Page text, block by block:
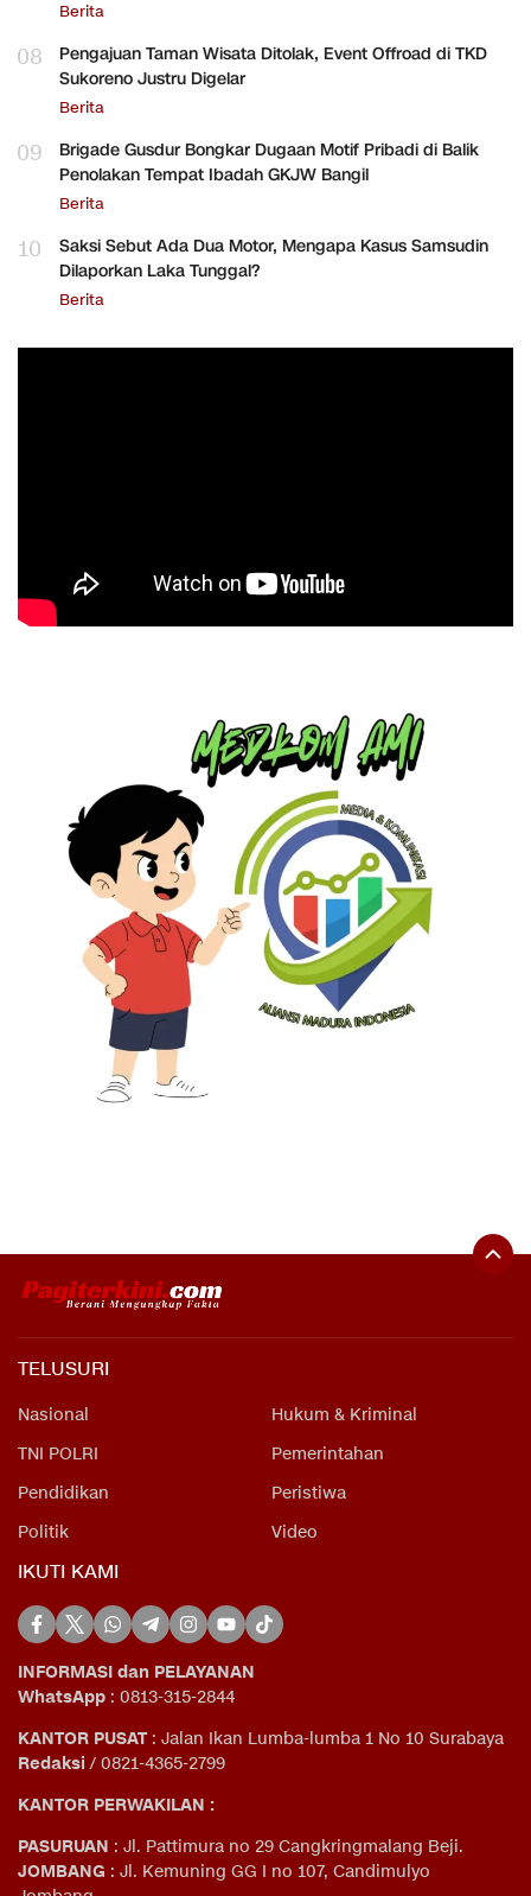
Berita
08
Pengajuan Taman Wisata Ditolak, Event Offroad di TKD
Sukoreno Justru Digelar
Berita
09
Brigade Gusdur Bongkar Dugaan Motif Pribadi di Balik
Penolakan Tempat Ibadah GKJW Bangil
Berita
10
Saksi Sebut Ada Dua Motor, Mengapa Kasus Samsudin
Dilaporkan Laka Tunggal?
Berita
TELUSURI
Nasional
Hukum & Kriminal
TNI POLRI
Pemerintahan
Pendidikan
Peristiwa
Politik
Video
IKUTI KAMI
INFORMASI dan PELAYANAN
WhatsApp : 0813-315-2844
KANTOR PUSAT: Jalan Ikan Lumba-lumba 1 No 10 Surabaya
Redaksi / 0821-4365-2799
KANTOR PERWAKILAN :
PASURUAN : Jl. Pattimura no 29 Cangkringmalang Beji.
JOMBANG : Jl. Kemuning GG I no 107, Candimulyo